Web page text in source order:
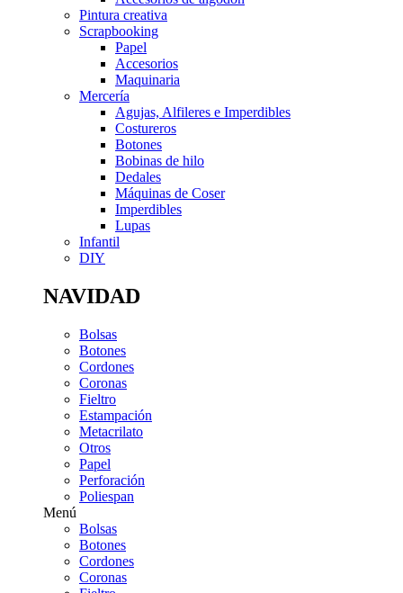
Pintura creativa
Scrapbooking
Papel
Accesorios
Maquinaria
Mercería
Agujas, Alfileres e Imperdibles
Costureros
Botones
Bobinas de hilo
Dedales
Máquinas de Coser
Imperdibles
Lupas
Infantil
DIY
NAVIDAD
Bolsas
Botones
Cordones
Coronas
Fieltro
Estampación
Metacrilato
Otros
Papel
Perforación
Poliespan
Menú
Bolsas
Botones
Cordones
Coronas